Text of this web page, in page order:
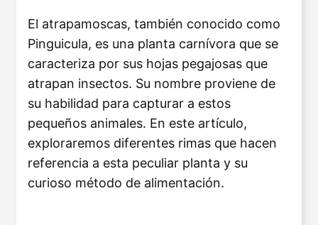
El atrapamoscas, también conocido como
Pinguicula, es una planta carnívora que se
caracteriza por sus hojas pegajosas que
atrapan insectos. Su nombre proviene de
su habilidad para capturar a estos
pequeños animales. En este artículo,
exploraremos diferentes rimas que hacen
referencia a esta peculiar planta y su
curioso método de alimentación.